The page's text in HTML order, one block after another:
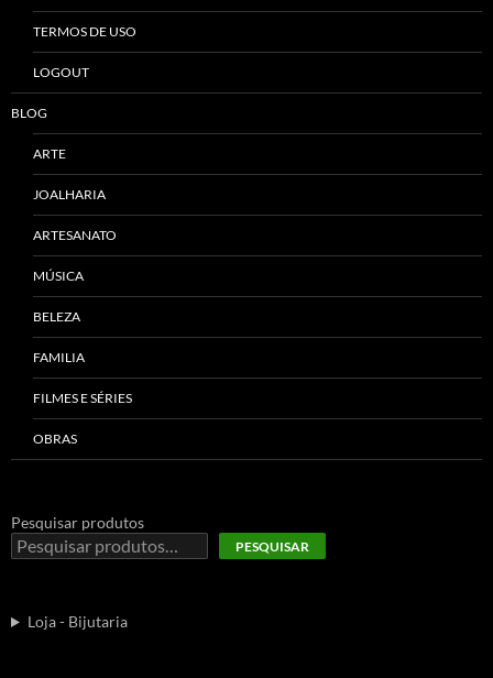
TERMOS DE USO
LOGOUT
BLOG
ARTE
JOALHARIA
ARTESANATO
MÚSICA
BELEZA
FAMILIA
FILMES E SÉRIES
OBRAS
Pesquisar produtos
PESQUISAR
Loja - Bijutaria